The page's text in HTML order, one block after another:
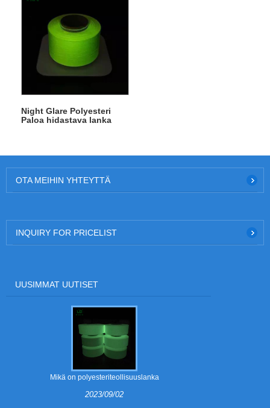
Night Glare Polyesteri
Paloa hidastava lanka
OTA MEIHIN YHTEYTTÄ
INQUIRY FOR PRICELIST
UUSIMMAT UUTISET
Mikä on polyesteriteollisuuslanka
2023/09/02